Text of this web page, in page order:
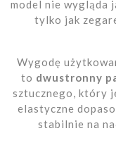
model nie wygląda
tylko jak
Wygodę
to dwustronny
sztucznego, który
elastyczne
stabilnie na